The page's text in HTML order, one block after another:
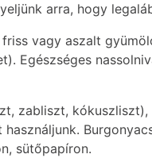
arra, hogy
vagy aszalt
Egészséges
zabliszt,
sütőpapíron.